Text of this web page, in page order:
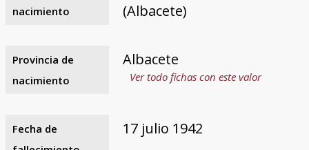
nacimiento
(Albacete)
Provincia de
nacimiento
Albacete
Ver todo fichas con este valor
Fecha de
17 julio 1942